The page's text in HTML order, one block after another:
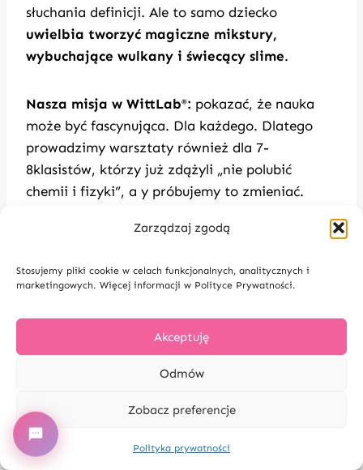
Zarządzaj zgodą
Stosujemy pliki cookie w celach funkcjonalnych, analitycznych i
marketingowych. Więcej informacji w Polityce Prywatności.
Akceptuję
Odmów
Zobacz preferencje
Polityka prywatności
słuchania definicji. Ale to samo dziecko
uwielbia tworzyć magiczne mikstury,
wybuchające wulkany i świecący slime.
Nasza misja w WittLab®: pokazać, że nauka
może być fascynująca. Dla każdego. Dlatego
prowadzimy warsztaty również dla 7-
8klasistów, którzy już zdążyli „nie polubić
chemii i fizyki”, a y próbujemy to zmieniać.
Podsumowanie – dlaczego warto
Rozwijają myślenie krytyczne i naukowe
Budują pewność siebie i poczucie
✅Uczą wytrwałości i radzenia sobie z
porażką
✅Angażują wszystkie zmysły – nauka jest